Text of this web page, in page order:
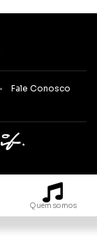
Fale Conosco
Quem somos